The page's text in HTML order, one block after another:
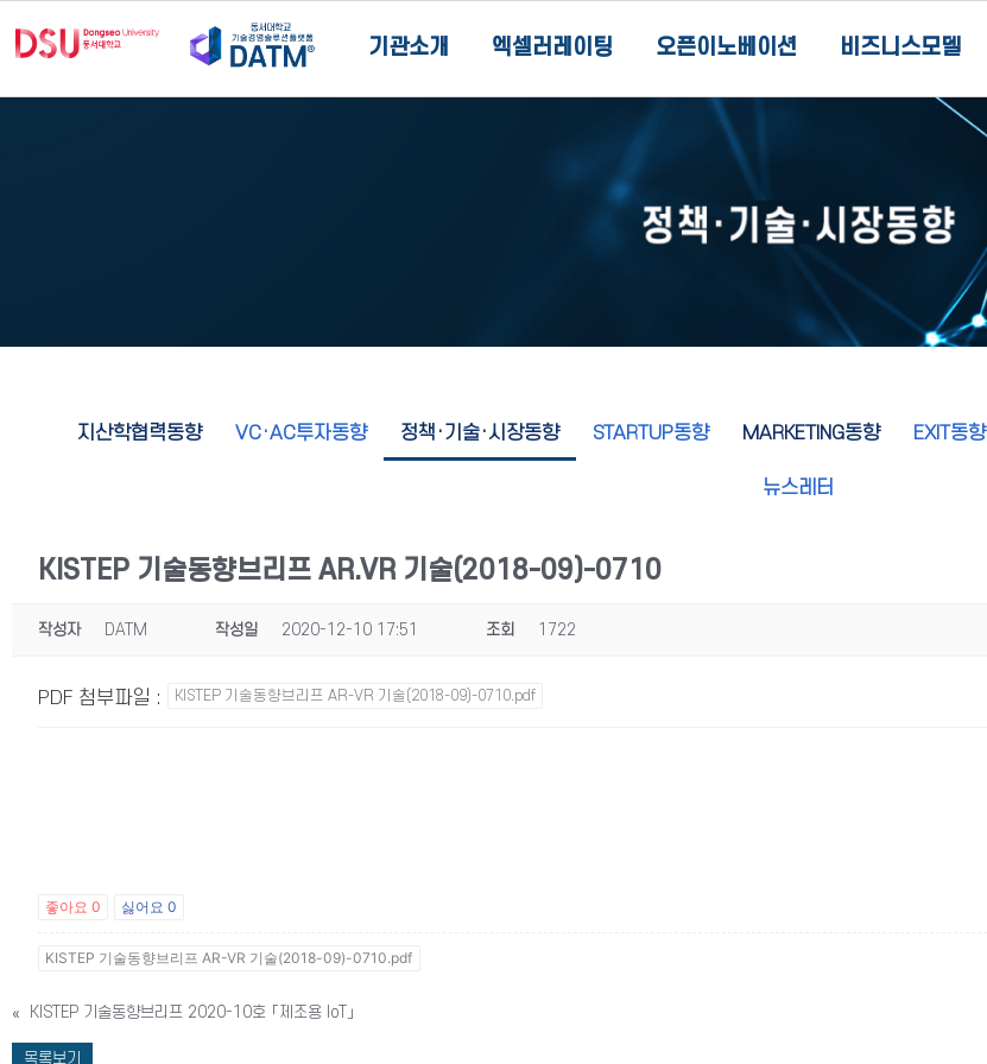
기관소개 엑셀러레이팅 오픈이노베이션 비즈니스모델
지산학협력동향 VC·AC투자동향 정책·기술·시장동향 STARTUP동향 MARKETING동향 EXIT동향
뉴스레터
KISTEP 기술동향브리프 AR.VR 기술(2018-09)-0710
작성자 DATM 작성일 2020-12-10 17:51 조회 1722
PDF 첨부파일 : KISTEP 기술동향브리프 AR-VR 기술(2018-09)-0710.pdf
좋아요 0 싫어요 0
KISTEP 기술동향브리프 AR-VR 기술(2018-09)-0710.pdf
« KISTEP 기술동향브리프 2020-10호 「제조용 IoT」
목록보기